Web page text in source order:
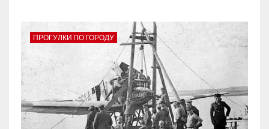
ПРОГУЛКИ ПО ГОРОДУ